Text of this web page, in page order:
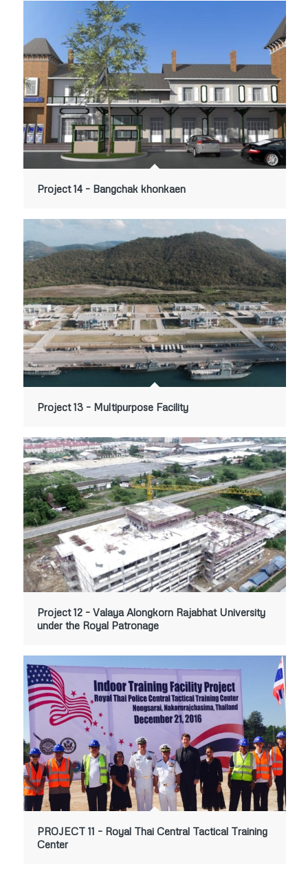
Project 14 – Bangchak khonkaen
Project 13 – Multipurpose Facility
Project 12 – Valaya Alongkorn Rajabhat University
under the Royal Patronage
PROJECT 11 – Royal Thai Central Tactical Training
Center